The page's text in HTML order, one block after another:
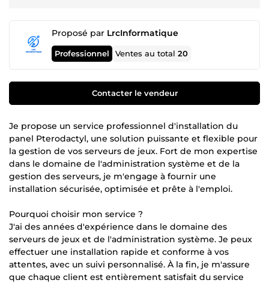
Proposé par LrcInformatique
Professionnel Ventes au total20
Contacter le vendeur
Je propose un service professionnel d'installation du
panel Pterodactyl, une solution puissante et flexible pour
la gestion de vos serveurs de jeux. Fort de mon expertise
dans le domaine de l'administration système et de la
gestion des serveurs, je m'engage à fournir une
installation sécurisée, optimisée et prête à l'emploi.
Pourquoi choisir mon service ?
J'ai des années d'expérience dans le domaine des
serveurs de jeux et de l'administration système. Je peux
effectuer une installation rapide et conforme à vos
attentes, avec un suivi personnalisé. À la fin, je m'assure
que chaque client est entièrement satisfait du service